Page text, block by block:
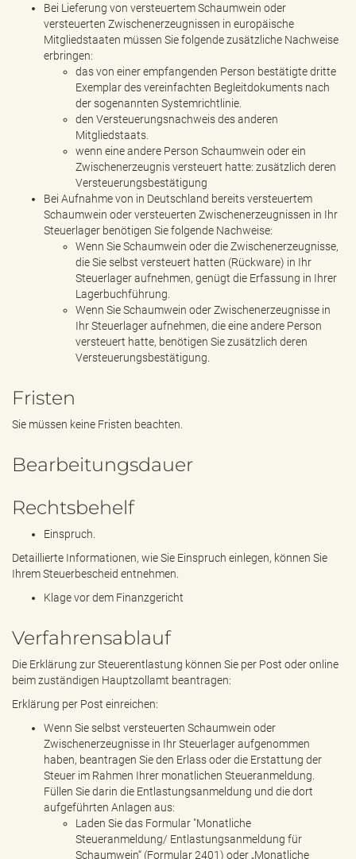
Bei Lieferung von versteuertem Schaumwein oder
versteuerten Zwischenerzeugnissen in europäische
Mitgliedstaaten müssen Sie folgende zusätzliche Nachweise
erbringen:
das von einer empfangenden Person bestätigte dritte
Exemplar des vereinfachten Begleitdokuments nach
der sogenannten Systemrichtlinie.
den Versteuerungsnachweis des anderen
Mitgliedstaats.
wenn eine andere Person Schaumwein oder ein
Zwischenerzeugnis versteuert hatte: zusätzlich deren
Versteuerungsbestätigung
Bei Aufnahme von in Deutschland bereits versteuertem
Schaumwein oder versteuerten Zwischenerzeugnissen in Ihr
Steuerlager benötigen Sie folgende Nachweise:
Wenn Sie Schaumwein oder die Zwischenerzeugnisse,
die Sie selbst versteuert hatten (Rückware) in Ihr
Steuerlager aufnehmen, genügt die Erfassung in Ihrer
Lagerbuchführung.
Wenn Sie Schaumwein oder Zwischenerzeugnisse in
Ihr Steuerlager aufnehmen, die eine andere Person
versteuert hatte, benötigen Sie zusätzlich deren
Versteuerungsbestätigung.
Fristen
Sie müssen keine Fristen beachten.
Bearbeitungsdauer
Rechtsbehelf
Einspruch.
Detaillierte Informationen, wie Sie Einspruch einlegen, können Sie
Ihrem Steuerbescheid entnehmen.
Klage vor dem Finanzgericht
Verfahrensablauf
Die Erklärung zur Steuerentlastung können Sie per Post oder online
beim zuständigen Hauptzollamt beantragen:
Erklärung per Post einreichen:
Wenn Sie selbst versteuerten Schaumwein oder
Zwischenerzeugnisse in Ihr Steuerlager aufgenommen
haben, beantragen Sie den Erlass oder die Erstattung der
Steuer im Rahmen Ihrer monatlichen Steueranmeldung.
Füllen Sie darin die Entlastungsanmeldung und die dort
aufgeführten Anlagen aus:
Laden Sie das Formular "Monatliche
Steueranmeldung/ Entlastungsanmeldung für
Schaumwein“ (Formular 2401) oder „Monatliche